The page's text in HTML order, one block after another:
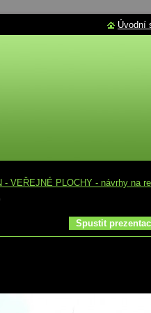
- VEŘEJNÉ PLOCHY - návrhy na
Spustit
Úvodní